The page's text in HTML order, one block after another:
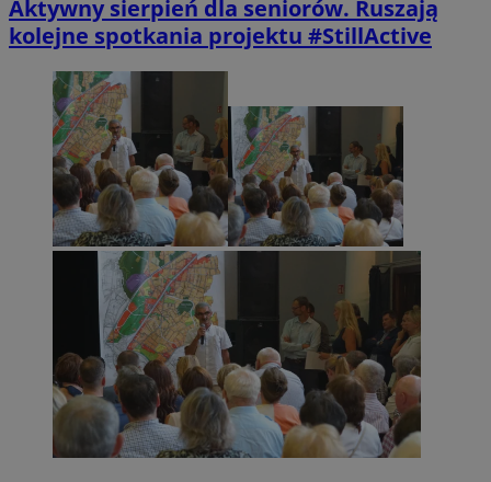
Aktywny sierpień dla seniorów. Ruszają
kolejne spotkania projektu #StillActive